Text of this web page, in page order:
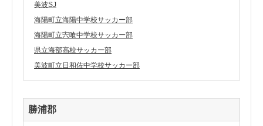
美波SJ
海陽町立海陽中学校サッカー部
海陽町立宍喰中学校サッカー部
県立海部高校サッカー部
美波町立日和佐中学校サッカー部
勝浦郡